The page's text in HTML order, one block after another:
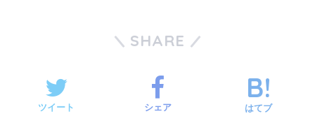
SHARE
ツイート シェア はてブ